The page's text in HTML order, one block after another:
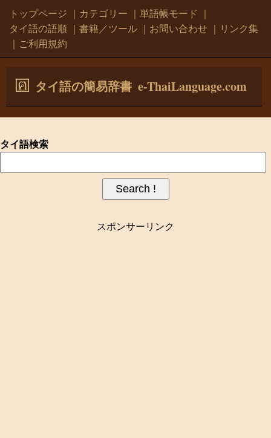
トップページ カテゴリー 単語帳モード
タイ語の語順
書籍／ツール お問い合わせ
リンク集
ご利用規約
タイ語の簡易辞書 e-ThaiLanguage.com
タイ語検索
スポンサーリンク